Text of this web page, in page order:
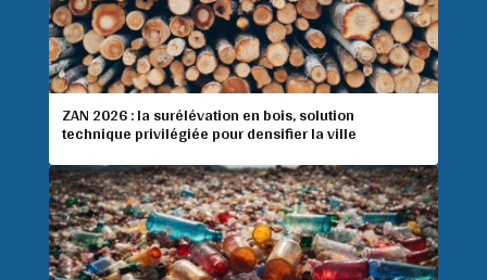
ZAN 2026 : la surélévation en bois, solution
technique privilégiée pour densifier la ville